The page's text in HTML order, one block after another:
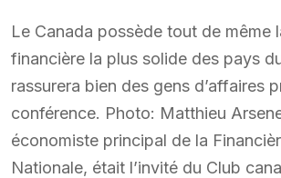
Le Canada possède tout de même
financière la plus solide des pays
rassurera bien des gens d’affaires
conférence. Photo: Matthieu
économiste principal de la
Nationale, était l’invité du Club